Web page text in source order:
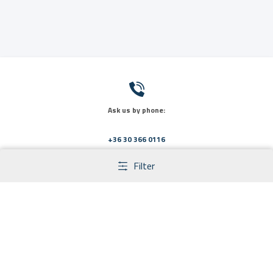
Ask us by phone:
+36 30 366 0116
Filter